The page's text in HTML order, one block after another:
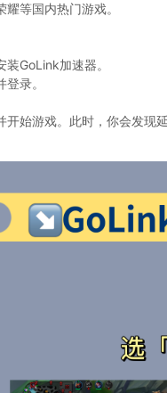
等国内热门游戏。
GoLink加速器。
录。
始游戏。此时，你会发现